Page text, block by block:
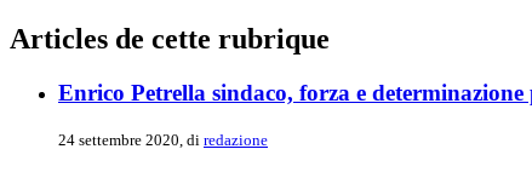
Articles de cette rubrique
Enrico Petrella sindaco, forza e
24 settembre 2020, di redazione